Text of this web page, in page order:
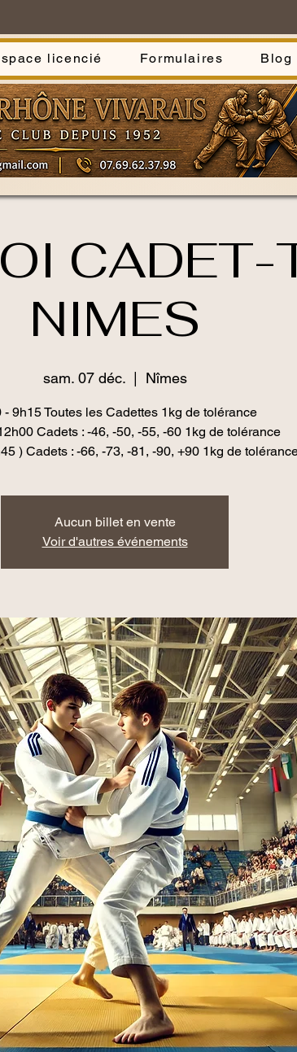
licencié Formulaires Blog
CADET-
NIMES
sam. 07 déc.
  |
Nîmes
- 9h15 Toutes les Cadettes 1kg de tolérance
Cadets : -46, -50, -55, -60 1kg de tolérance
) Cadets : -66, -73, -81, -90, +90 1kg de
Aucun billet en vente
Voir d'autres événements